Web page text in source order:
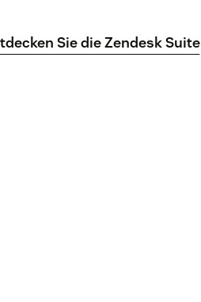
Sie die Zendesk Suite